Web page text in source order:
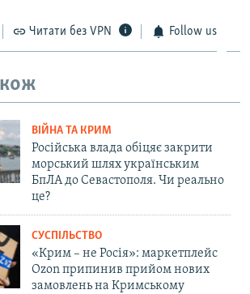
Читати без VPN Follow us
ВІЙНА ТА КРИМ
Російська влада обіцяє закрити
морський шлях українським
БпЛА до Севастополя. Чи реально
це?
СУСПІЛЬСТВО
«Крим – не Росія»: маркетплейс
Ozon припинив прийом нових
замовлень на Кримському